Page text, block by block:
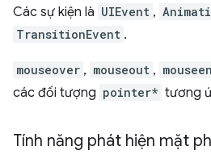
Các sự kiện là UIEvent ,
TransitionEvent .
mouseover , mouseout ,
các đối tượng pointer* tương
Tính năng phát hiện mặt